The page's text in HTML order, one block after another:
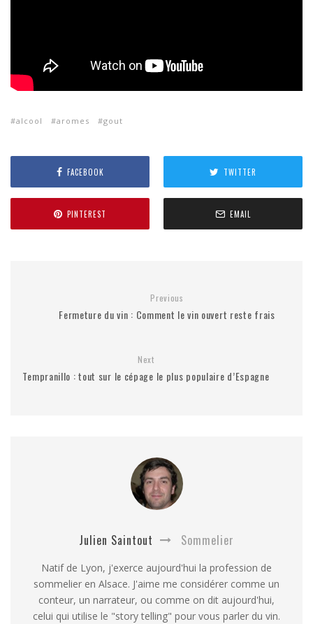
alcool aromes gout
FACEBOOK TWITTER
PINTEREST EMAIL
Previous
Fermeture du vin : Comment le vin ouvert reste frais
Next
Tempranillo : tout sur le cépage le plus populaire d’Espagne
Julien Saintout Sommelier
Natif de Lyon, j'exerce aujourd'hui la profession de
sommelier en Alsace. J'aime me considérer comme un
conteur, un narrateur, ou comme on dit aujourd'hui,
celui qui utilise le "story telling" pour vous parler du vin.